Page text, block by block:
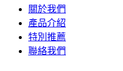
關於我們
產品介紹
特別推薦
聯絡我們